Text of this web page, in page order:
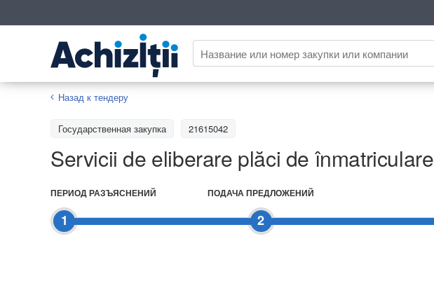
Назад к тендеру
Государственная закупка 21615042
Servicii de eliberare plăci de înmatriculare
1
ПЕРИОД РАЗЪЯСНЕНИЙ
2
ПОДАЧА ПРЕДЛОЖЕНИЙ